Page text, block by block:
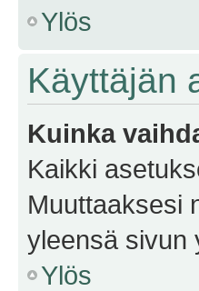
Ylös
Käyttäjän
Kuinka
Kaikki
Muuttaaksesi
yleensä sivun
Ylös